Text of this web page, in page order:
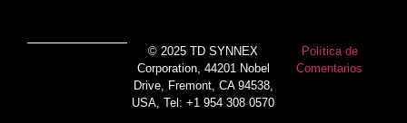
© 2025 TD SYNNEX
Corporation, 44201 Nobel
Drive, Fremont, CA 94538,
USA, Tel: +1 954 308 0570
Política de
Comentarios